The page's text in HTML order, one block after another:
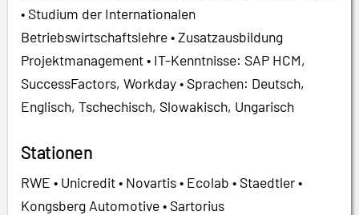
• Studium der Internationalen
Betriebswirtschaftslehre • Zusatzausbildung
Projektmanagement • IT-Kenntnisse: SAP HCM,
SuccessFactors, Workday • Sprachen: Deutsch,
Englisch, Tschechisch, Slowakisch, Ungarisch
Stationen
RWE • Unicredit • Novartis • Ecolab • Staedtler •
Kongsberg Automotive • Sartorius